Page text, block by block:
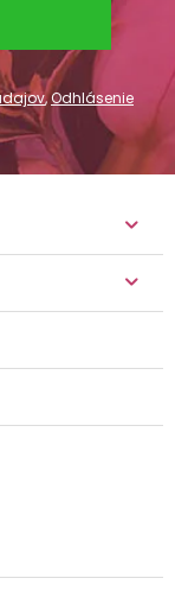
,Odhlásenie